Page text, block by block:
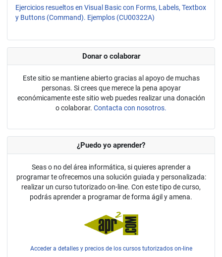
Ejercicios resueltos en Visual Basic con Forms, Labels, Textbox
y Buttons (Command). Ejemplos (CU00322A)
Donar o colaborar
Este sitio se mantiene abierto gracias al apoyo de muchas
personas. Si crees que merece la pena apoyar
económicamente este sitio web puedes realizar una donación
o colaborar. Contacta con nosotros.
¿Puedo yo aprender?
Seas o no del área informática, si quieres aprender a
programar te ofrecemos una solución guiada y personalizada:
realizar un curso tutorizado on-line. Con este tipo de curso,
podrás aprender a programar de forma ágil y amena.
Acceder a detalles y precios de los cursos tutorizados on-line